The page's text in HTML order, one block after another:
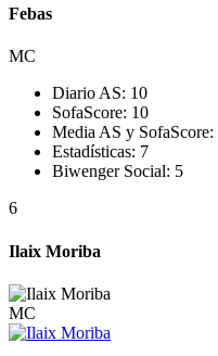
Febas
MC
Diario AS: 10
SofaScore: 10
Media AS y SofaScore:
Estadísticas: 7
Biwenger Social: 5
6
Ilaix Moriba
MC